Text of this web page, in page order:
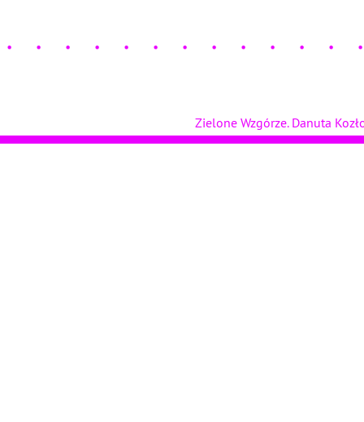
Zielone Wzgórze. Danuta